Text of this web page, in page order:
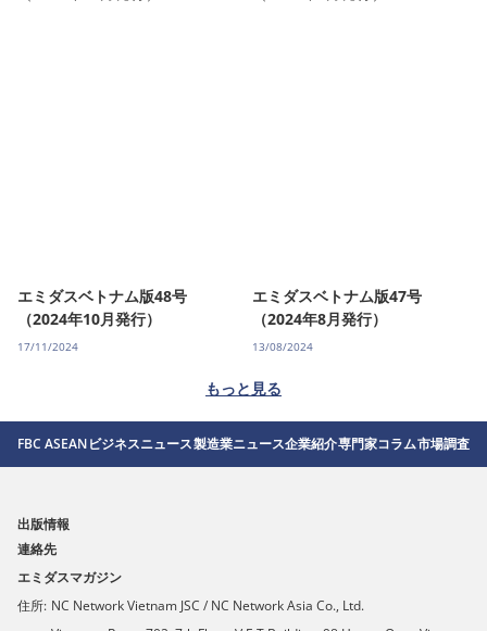
エミダスベトナム版48号
（2024年10月発行）
17/11/2024
エミダスベトナム版47号
（2024年8月発行）
13/08/2024
もっと見る
FBC ASEANビジネスニュース製造業ニュース企業紹介専門家コラム市場調査
出版情報
連絡先
エミダスマガジン
住所: NC Network Vietnam JSC / NC Network Asia Co., Ltd.